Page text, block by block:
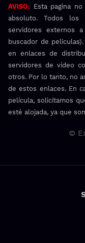
AVISO: Esta pagina
absoluto. Todos los
servidores externos
buscador de
en enlaces de
servidores de vídeo
otros. Por lo tanto, no
de estos enlaces. En
película, solicitamos
esté alojada, ya que
©